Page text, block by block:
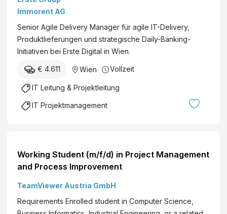
c
u
r
e
g
e
r
e
r
G
m
&
o
humans)
Immorent AG
Senior Agile Delivery Manager für agile IT-Delivery,
Produktlieferungen und strategische Daily-Banking-
Initiativen bei Erste Digital in Wien.
€ 4.611 Wien Vollzeit
IT Leitung & Projektleitung
IT Projektmanagement
Working Student (m/f/d) in Project Management
and Process Improvement
TeamViewer Austria GmbH
Requirements Enrolled student in Computer Science,